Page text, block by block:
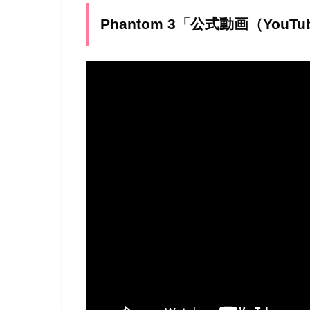
Phantom 3「公式動画（